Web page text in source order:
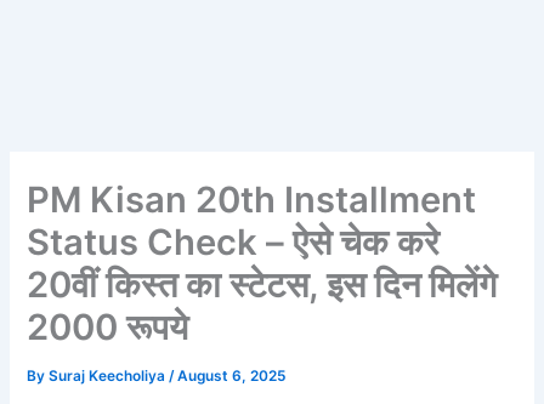
PM Kisan 20th Installment
Status Check – ऐसे चेक करे
20वीं किस्त का स्टेटस, इस दिन मिलेंगे
2000 रूपये
BySuraj Keecholiya/August 6, 2025